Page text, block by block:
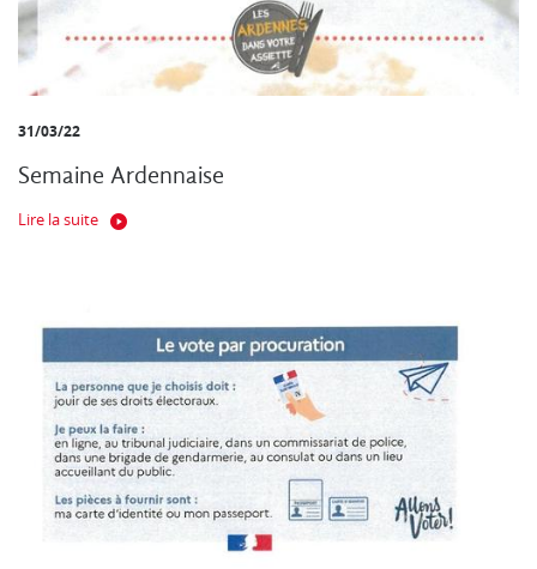
31/03/22
Semaine Ardennaise
Lire la suite